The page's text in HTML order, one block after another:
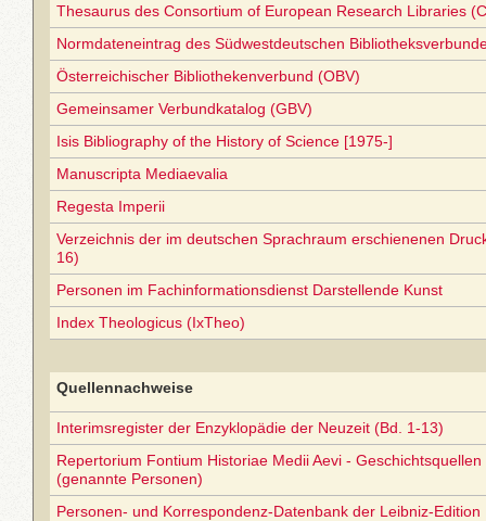
Thesaurus des Consortium of European Research Libraries
Normdateneintrag des Südwestdeutschen
Österreichischer Bibliothekenverbund (OBV)
Gemeinsamer Verbundkatalog (GBV)
Isis Bibliography of the History of Science [1975-]
Manuscripta Mediaevalia
Regesta Imperii
Verzeichnis der im deutschen Sprachraum erschienenen
16)
Personen im Fachinformationsdienst Darstellende Kunst
Index Theologicus (IxTheo)
Quellennachweise
Interimsregister der Enzyklopädie der Neuzeit (Bd. 1-13)
Repertorium Fontium Historiae Medii Aevi -
(genannte Personen)
Personen- und Korrespondenz-Datenbank der Leibniz-Edition